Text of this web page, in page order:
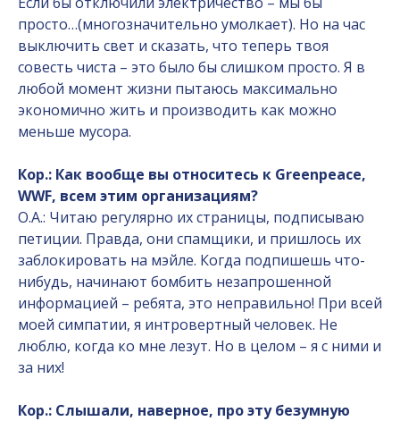
просто…(многозначительно умолкает). Но на час
выключить свет и сказать, что теперь твоя
совесть чиста – это было бы слишком просто. Я в
любой момент жизни пытаюсь максимально
экономично жить и производить как можно
меньше мусора.
Кор.: Как вообще вы относитесь к Greenpeace,
WWF, всем этим организациям?
О.А.: Читаю регулярно их страницы, подписываю
петиции. Правда, они спамщики, и пришлось их
заблокировать на мэйле. Когда подпишешь что-
нибудь, начинают бомбить незапрошенной
информацией – ребята, это неправильно! При всей
моей симпатии, я интровертный человек. Не
люблю, когда ко мне лезут. Но в целом – я с ними и
за них!
Кор.: Слышали, наверное, про эту безумную